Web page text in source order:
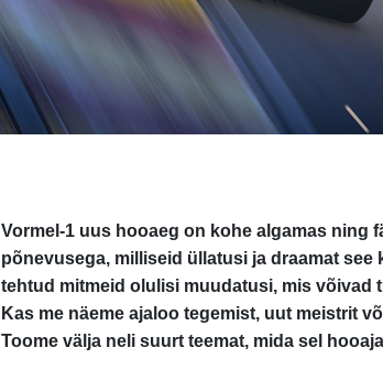
Vormel-1 uus hooaeg on kohe algamas ning
põnevusega, milliseid üllatusi ja draamat see
tehtud mitmeid olulisi muudatusi, mis võivad
Kas me näeme ajaloo tegemist, uut meistrit
Toome välja neli suurt teemat, mida sel